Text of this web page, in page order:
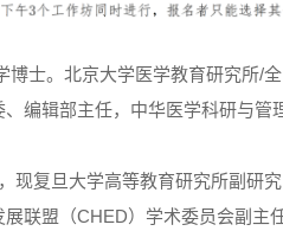
博士。北京大学医学教育研究所/
、编辑部主任，中华医学科研与
现复旦大学高等教育研究所副研
联盟（CHED）学术委员会副主